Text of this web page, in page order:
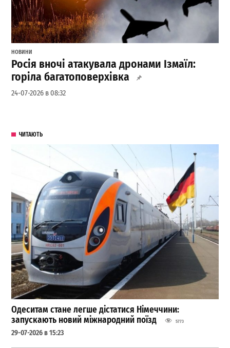
НОВИНИ
Росія вночі атакувала дронами Ізмаїл:
горіла багатоповерхівка
24-07-2026 в 08:32
ЧИТАЮТЬ
Одеситам стане легше дістатися Німеччини:
запускають новий міжнародний поїзд
5773
29-07-2026 в 15:23